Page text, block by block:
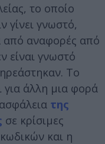
το οποίο
γίνει γνωστό,
από αναφορές από
είναι γνωστό
Το
για άλλη μια φορά
της
σε κρίσιμες
και η